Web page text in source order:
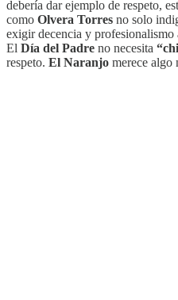
debería dar ejemplo de respeto,
como Olvera Torres no solo
exigir decencia y profesionalismo
El Día del Padre no necesita
respeto. El Naranjo merece algo